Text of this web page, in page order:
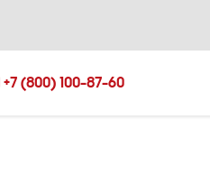
+7 (800) 100-87-60